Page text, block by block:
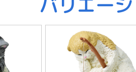
バリエー